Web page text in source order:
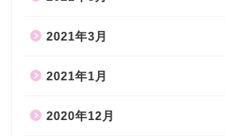
2021年3月
2021年1月
2020年12月